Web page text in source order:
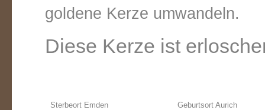
goldene Kerze umwandeln.
Diese Kerze ist
Sterbeort Emden Geburtsort Aurich